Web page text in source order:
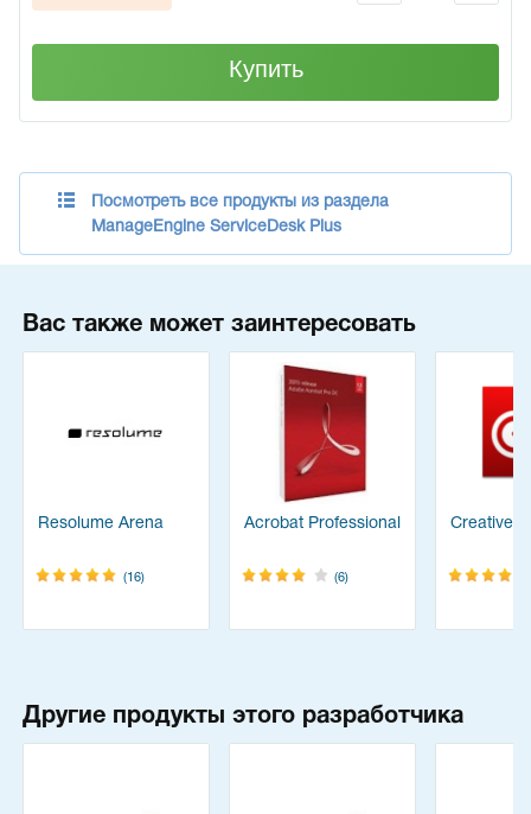
Купить
Посмотреть все продукты из раздела
ManageEngine ServiceDesk Plus
Вас также может заинтересовать
Resolume Arena
(16)
Acrobat Professional
(6)
Creative
Другие продукты этого разработчика